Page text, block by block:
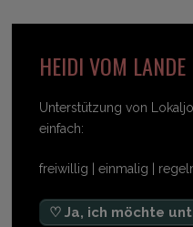
HEIDI VOM
Unterstützung von
einfach:
freiwillig | einmalig |
♡ Ja, ich möchte